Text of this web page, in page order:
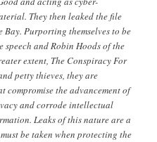
They then leaked the file
Purporting themselves to be
and Robin Hoods of the
extent, The Conspiracy For
petty thieves, they are
compromise the advancement of
and corrode intellectual
Leaks of this nature are a
be taken when protecting the